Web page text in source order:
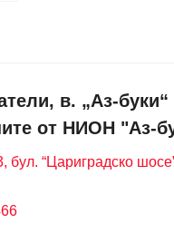
в. „Аз-
от НИОН "Аз-
бул. “Цариградско